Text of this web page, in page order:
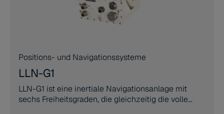
Positions- und Navigationssysteme
LLN-G1
LLN-G1 ist eine inertiale Navigationsanlage mit
sechs Freiheitsgraden, die gleichzeitig die volle